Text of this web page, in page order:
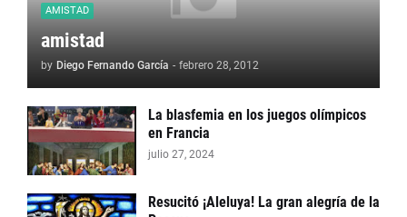
AMISTAD
amistad
by Diego Fernando García - febrero 28, 2012
La blasfemia en los juegos olímpicos
en Francia
julio 27, 2024
Resucitó ¡Aleluya! La gran alegría de la